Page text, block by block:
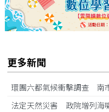
更多新聞
環團六都氣候衝擊調查 南
法定天然災害 政院增列海